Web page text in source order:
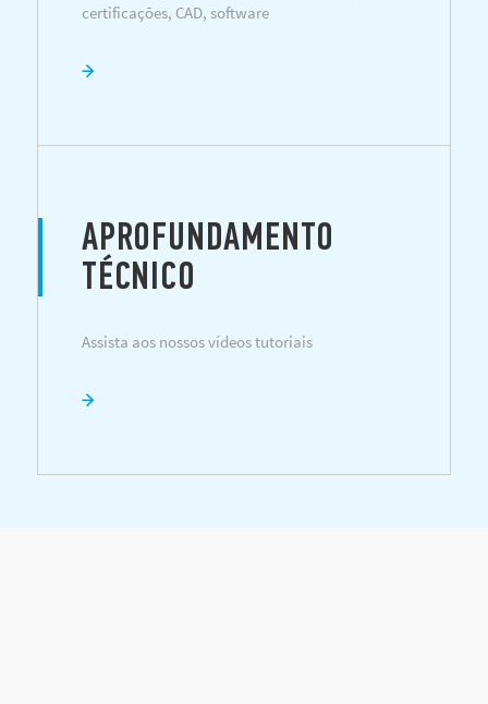
certificações, CAD, software
APROFUNDAMENTO
TÉCNICO
Assista aos nossos vídeos tutoriais